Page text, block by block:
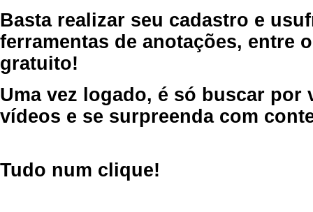
Basta realizar seu cadastro e
ferramentas de anotações, entre
gratuito!
Uma vez logado, é só buscar por
vídeos e se surpreenda com
Tudo num clique!